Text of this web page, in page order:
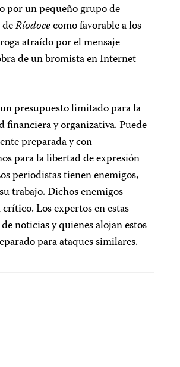
por un pequeño grupo de
deRíodocecomo favorable a los
atraído por el mensaje
de un bromista en Internet
presupuesto limitado para la
financiera y organizativa. Puede
preparada y con
para la libertad de expresión
periodistas tienen enemigos,
trabajo. Dichos enemigos
Los expertos en estas
noticias y quienes alojan estos
para ataques similares.